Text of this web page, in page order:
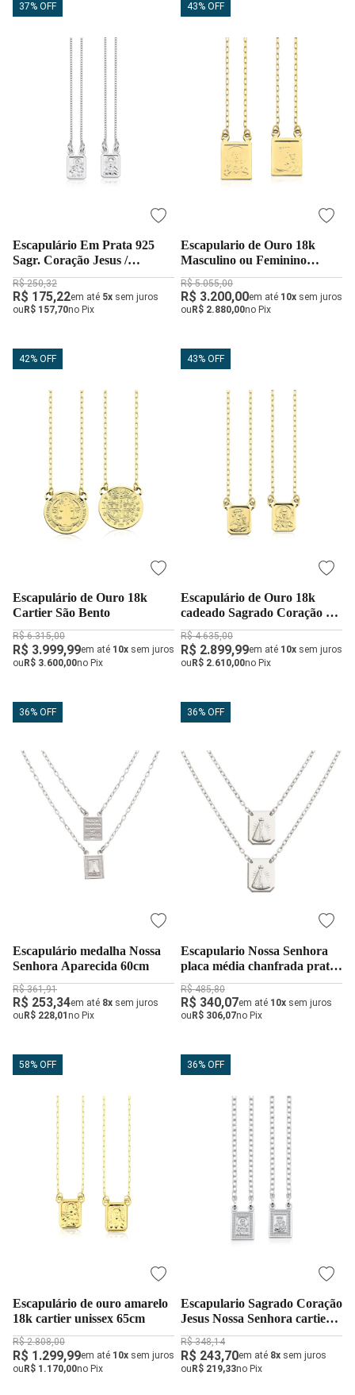
37% OFF
Escapulário Em Prata 925
Sagr. Coração Jesus /
Senhora Carmo
R$ 250,32
R$ 175,22em até 5x sem juros
ou R$ 157,70no Pix
43% OFF
Escapulario de Ouro 18k
Masculino ou Feminino
Medalha Média
R$ 5.055,00
R$ 3.200,00em até 10x sem juros
ou R$ 2.880,00no Pix
42% OFF
Escapulário de Ouro 18k
Cartier São Bento
R$ 6.315,00
R$ 3.999,99em até 10x sem juros
ouR$ 3.600,00no Pix
43% OFF
Escapulário de Ouro 18k
cadeado Sagrado Coração de
Jesus Dupla Face
R$ 4.635,00
R$ 2.899,99em até 10x sem juros
ouR$ 2.610,00no Pix
36% OFF
Escapulário medalha Nossa
Senhora Aparecida 60cm
R$ 361,91
R$ 253,34em até 8x sem juros
ou R$ 228,01 no Pix
36% OFF
Escapulario Nossa Senhora
placa média chanfrada prata
925
R$ 485,80
R$ 340,07em até 10x sem juros
ou R$ 306,07no Pix
58% OFF
Escapulário de ouro amarelo
18k cartier unissex 65cm
R$ 2.808,00
R$ 1.299,99em até 10x sem juros
ouR$ 1.170,00no Pix
36% OFF
Escapulario Sagrado Coração
Jesus Nossa Senhora cartier
60cm
R$ 348,14
R$ 243,70em até 8x sem juros
ouR$ 219,33no Pix